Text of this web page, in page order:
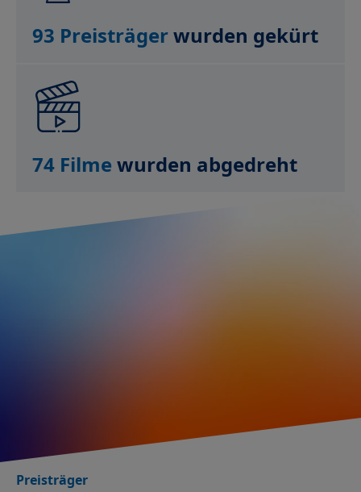
93 Preisträgerwurden gekürt
74 Filme wurden abgedreht
Preisträger